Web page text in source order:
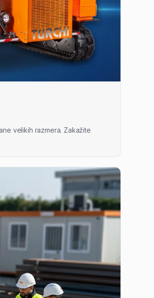
velikih razmera. Zakažite